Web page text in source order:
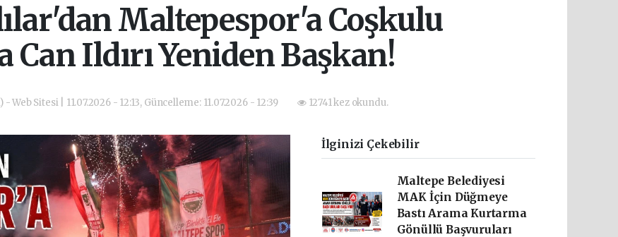
Maltepespor'a Coşkulu
Can Ildırı Yeniden Başkan!
- Web Sitesi | 11.07.2026 - 12:13, Güncelleme: 11.07.2026 - 12:39 12741 kez okundu.
İlginizi Çekebilir
Maltepe Belediyesi
MAK İçin Düğmeye
Bastı Arama Kurtarma
Gönüllü Başvuruları